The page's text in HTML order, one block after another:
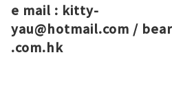
e mail : kitty-
yau@hotmail.com /
.com.hk